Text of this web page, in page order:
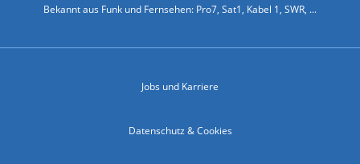
Bekannt aus Funk und Fernsehen: Pro7, Sat1, Kabel 1, SWR, ...
Jobs und Karriere
Datenschutz & Cookies